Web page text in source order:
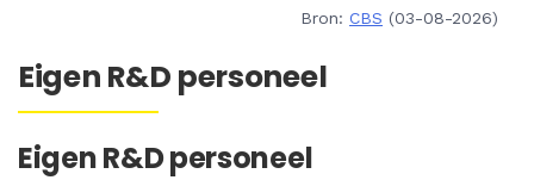
Bron: CBS (03-08-2026)
Eigen R&D personeel
Eigen R&D personeel